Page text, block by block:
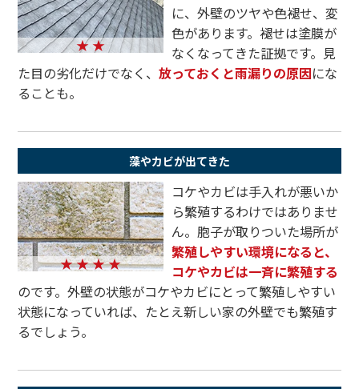
★ ★
に、外壁のツヤや色褪せ、変
色があります。褪せは塗膜が
なくなってきた証拠です。見
た目の劣化だけでなく、放っておくと雨漏りの原因にな
ることも。
藻やカビが出てきた
★ ★ ★ ★
コケやカビは手入れが悪いか
ら繁殖するわけではありませ
ん。胞子が取りついた場所が
繁殖しやすい環境になると、
コケやカビは一斉に繁殖する
のです。外壁の状態がコケやカビにとって繁殖しやすい
状態になっていれば、たとえ新しい家の外壁でも繁殖す
るでしょう。